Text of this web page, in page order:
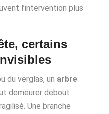
l’intervention plus
certains
du verglas, un arbre
demeurer debout
Une branche